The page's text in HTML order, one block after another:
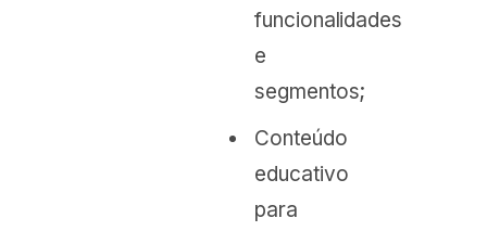
funcionalidades
e
segmentos;
Conteúdo
educativo
para